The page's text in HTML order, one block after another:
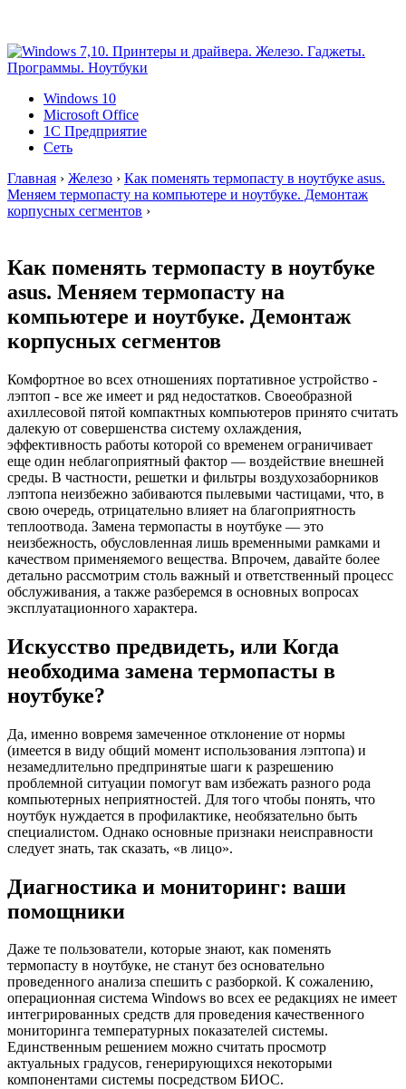
Windows 10
Microsoft Office
1C Предприятие
Сеть
Главная › Железо › Как поменять термопасту в ноутбуке asus.
Меняем термопасту на компьютере и ноутбуке. Демонтаж
корпусных сегментов ›
Как поменять термопасту в ноутбуке
asus. Меняем термопасту на
компьютере и ноутбуке. Демонтаж
корпусных сегментов
Комфортное во всех отношениях портативное устройство -
лэптоп - все же имеет и ряд недостатков. Своеобразной
ахиллесовой пятой компактных компьютеров принято считать
далекую от совершенства систему охлаждения,
эффективность работы которой со временем ограничивает
еще один неблагоприятный фактор — воздействие внешней
среды. В частности, решетки и фильтры воздухозаборников
лэптопа неизбежно забиваются пылевыми частицами, что, в
свою очередь, отрицательно влияет на благоприятность
теплоотвода. Замена термопасты в ноутбуке — это
неизбежность, обусловленная лишь временными рамками и
качеством применяемого вещества. Впрочем, давайте более
детально рассмотрим столь важный и ответственный процесс
обслуживания, а также разберемся в основных вопросах
эксплуатационного характера.
Искусство предвидеть, или Когда
необходима замена термопасты в
ноутбуке?
Да, именно вовремя замеченное отклонение от нормы
(имеется в виду общий момент использования лэптопа) и
незамедлительно предпринятые шаги к разрешению
проблемной ситуации помогут вам избежать разного рода
компьютерных неприятностей. Для того чтобы понять, что
ноутбук нуждается в профилактике, необязательно быть
специалистом. Однако основные признаки неисправности
следует знать, так сказать, «в лицо».
Диагностика и мониторинг: ваши
помощники
Даже те пользователи, которые знают, как поменять
термопасту в ноутбуке, не станут без основательно
проведенного анализа спешить с разборкой. К сожалению,
операционная система Windows во всех ее редакциях не имеет
интегрированных средств для проведения качественного
мониторинга температурных показателей системы.
Единственным решением можно считать просмотр
актуальных градусов, генерирующихся некоторыми
компонентами системы посредством БИОС.